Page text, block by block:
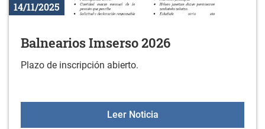
14/11/2025
Balnearios Imserso 2026
Plazo de inscripción abierto.
Leer NoticiaBalnearios Imserso 2026